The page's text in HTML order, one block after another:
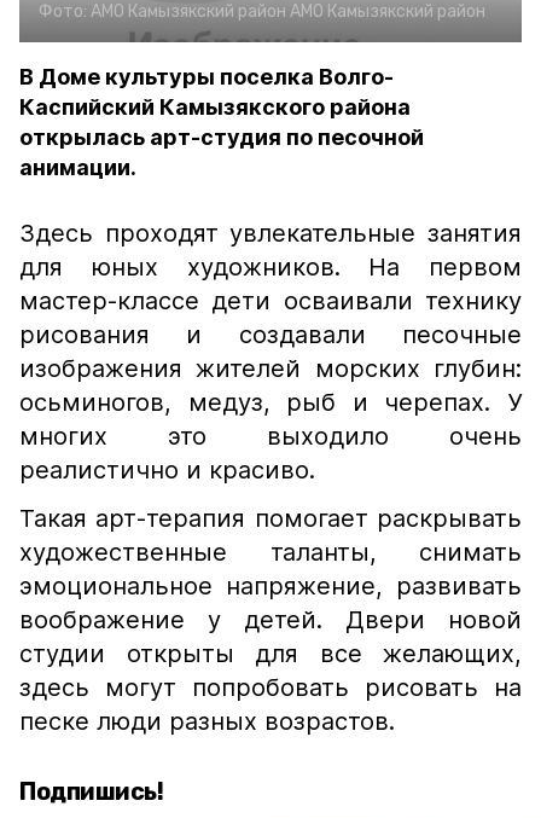
Фото: АМО Камызякский район АМО Камызякский район
В Доме культуры поселка Волго-
Каспийский Камызякского района
открылась арт-студия по песочной
анимации.
Здесь проходят увлекательные занятия
для юных художников. На первом
мастер-классе дети осваивали технику
рисования и создавали песочные
изображения жителей морских глубин:
осьминогов, медуз, рыб и черепах. У
многих это выходило очень
реалистично и красиво.
Такая арт-терапия помогает раскрывать
художественные таланты, снимать
эмоциональное напряжение, развивать
воображение у детей. Двери новой
студии открыты для все желающих,
здесь могут попробовать рисовать на
песке люди разных возрастов.
Подпишись!